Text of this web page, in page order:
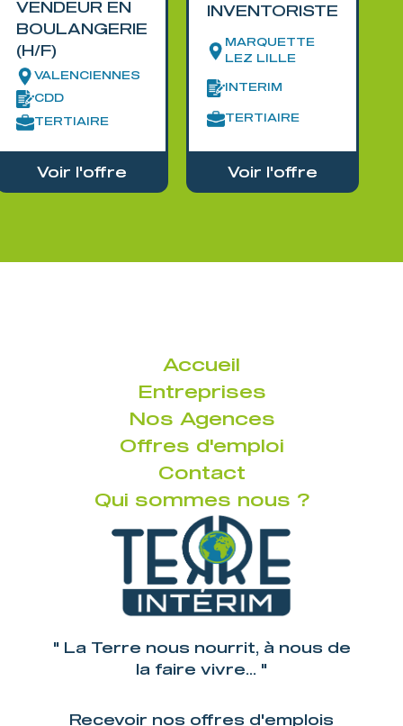
VENDEUR EN
BOULANGERIE
(H/F)
VALENCIENNES
CDD
TERTIAIRE
Voir l'offre
INVENTORISTE
MARQUETTE
LEZ LILLE
INTERIM
TERTIAIRE
Voir l'offre
Accueil
Entreprises
Nos Agences
Offres d'emploi
Contact
Qui sommes nous ?
" La Terre nous nourrit, à nous de
la faire vivre... "
Recevoir nos offres d'emplois